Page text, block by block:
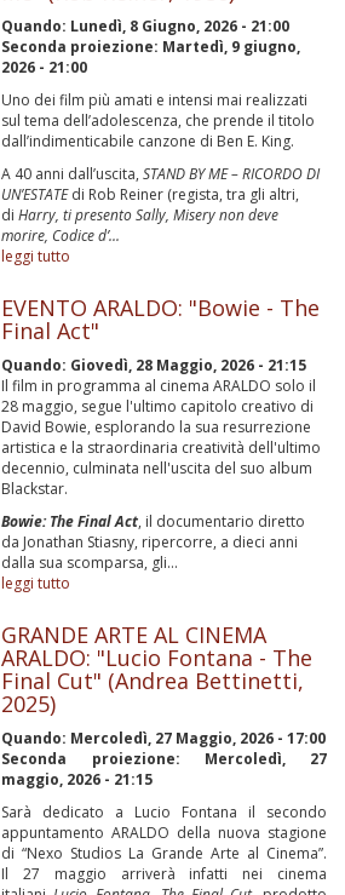
Quando: Lunedì, 8 Giugno, 2026 - 21:00
Seconda proiezione: Martedì, 9 giugno,
2026 - 21:00
Uno dei film più amati e intensi mai realizzati
sul tema dell’adolescenza, che prende il titolo
dall’indimenticabile canzone di Ben E. King.
A 40 anni dall’uscita,STAND BY ME – RICORDO DI
UN’ESTATEdi Rob Reiner (regista, tra gli altri,
diHarry, ti presento Sally, Misery non deve
morire, Codice d’...
leggi tutto
EVENTO ARALDO: "Bowie - The
Final Act"
Quando: Giovedì, 28 Maggio, 2026 - 21:15
Il film in programma al cinema ARALDO solo il
28 maggio, segue l'ultimo capitolo creativo di
David Bowie, esplorando la sua resurrezione
artistica e la straordinaria creatività dell'ultimo
decennio, culminata nell'uscita del suo album
Blackstar.
Bowie: The Final Act, il documentario diretto
da Jonathan Stiasny, ripercorre, a dieci anni
dalla sua scomparsa, gli...
leggi tutto
GRANDE ARTE AL CINEMA
ARALDO: "Lucio Fontana - The
Final Cut" (Andrea Bettinetti,
2025)
Quando: Mercoledì, 27 Maggio, 2026 - 17:00
Seconda proiezione: Mercoledì, 27
maggio, 2026 - 21:15
Sarà dedicato a Lucio Fontana il secondo
appuntamento ARALDO della nuova stagione
di “Nexo Studios La Grande Arte al Cinema”.
Il 27 maggio arriverà infatti nei cinema